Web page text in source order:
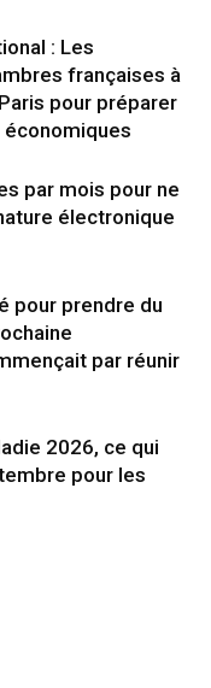
: Les
françaises à
pour préparer
par mois pour ne
électronique
pour prendre du
par réunir
2026, ce qui
pour les